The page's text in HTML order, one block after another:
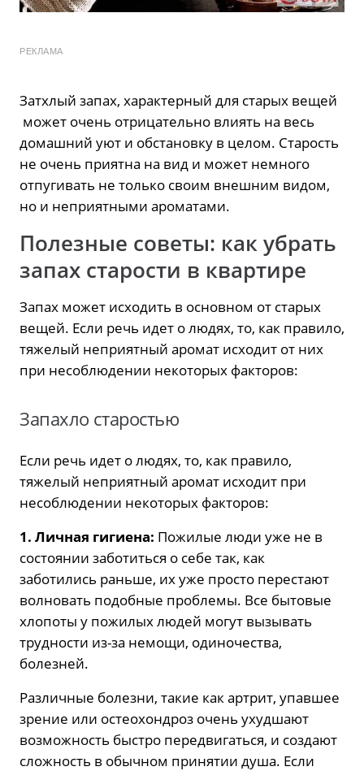
РЕКЛАМА
Затхлый запах, характерный для старых вещей
может очень отрицательно влиять на весь
домашний уют и обстановку в целом. Старость
не очень приятна на вид и может немного
отпугивать не только своим внешним видом,
но и неприятными ароматами.
Полезные советы: как убрать
запах старости в квартире
Запах может исходить в основном от старых
вещей. Если речь идет о людях, то, как правило,
тяжелый неприятный аромат исходит от них
при несоблюдении некоторых факторов:
Запахло старостью
Если речь идет о людях, то, как правило,
тяжелый неприятный аромат исходит при
несоблюдении некоторых факторов:
1. Личная гигиена: Пожилые люди уже не в
состоянии заботиться о себе так, как
заботились раньше, их уже просто перестают
волновать подобные проблемы. Все бытовые
хлопоты у пожилых людей могут вызывать
трудности из-за немощи, одиночества,
болезней.
Различные болезни, такие как артрит, упавшее
зрение или остеохондроз очень ухудшают
возможность быстро передвигаться, и создают
сложность в обычном принятии душа. Если